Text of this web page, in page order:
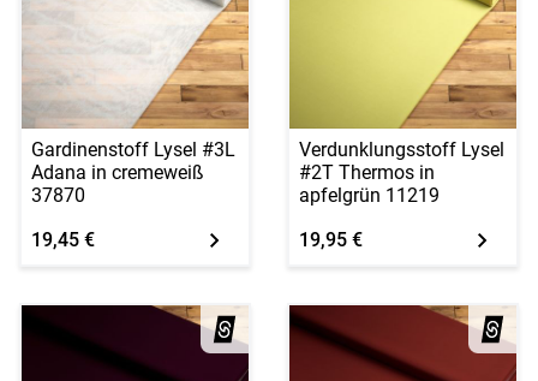
Gardinenstoff Lysel #3L
Adana in cremeweiß
37870
19,45 €
Verdunklungsstoff Lysel
#2T Thermos in
apfelgrün 11219
19,95 €